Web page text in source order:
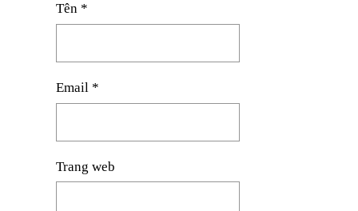
Tên *
Email *
Trang web